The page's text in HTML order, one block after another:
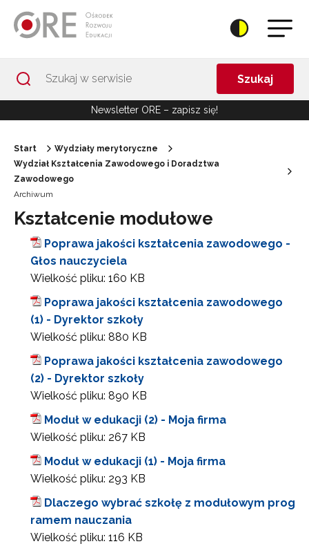
Szukaj
Newsletter ORE – zapisz się!
Start
Wydziały merytoryczne
Wydział Kształcenia Zawodowego i Doradztwa
Zawodowego
Archiwum
Kształcenie modułowe
Poprawa jakości kształcenia zawodowego -
Głos nauczyciela
Wielkość pliku: 160 KB
Poprawa jakości kształcenia zawodowego
(1) - Dyrektor szkoły
Wielkość pliku: 880 KB
Poprawa jakości kształcenia zawodowego
(2) - Dyrektor szkoły
Wielkość pliku: 890 KB
Moduł w edukacji (2) - Moja firma
Wielkość pliku: 267 KB
Moduł w edukacji (1) - Moja firma
Wielkość pliku: 293 KB
Dlaczego wybrać szkołę z modułowym prog
ramem nauczania
Wielkość pliku: 116 KB